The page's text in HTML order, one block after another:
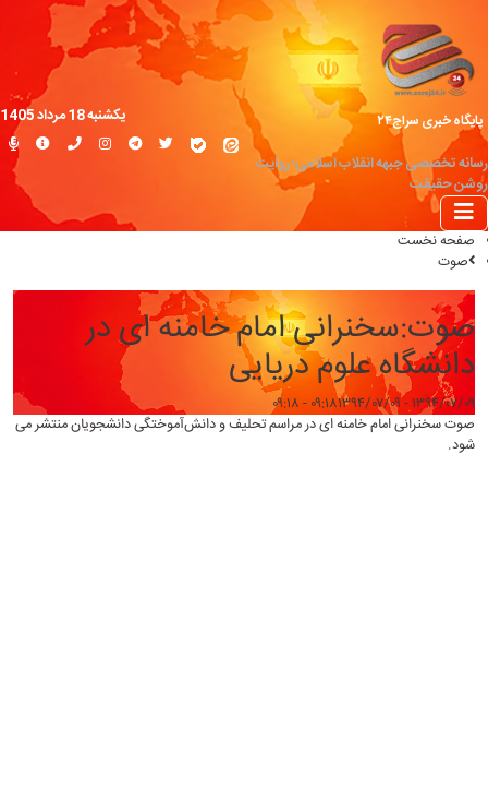
پایگاه خبری سراج۲۴
رسانه تخصصی جبهه انقلاب اسلامی؛ روایت
روشن حقیقت
یکشنبه 18 مرداد 1405
صفحه نخست
صوت
صوت:سخنرانی امام خامنه ای در
دانشگاه علوم دریایی
۱۳۹۴/۰۷/۰۹ - ۰۹:۱۸ ۱۳۹۴/۰۷/۰۹ - ۰۹:۱۸
صوت سخنرانی امام خامنه ای در مراسم تحلیف و دانش‌آموختگی دانشجویان منتشر می
شود.